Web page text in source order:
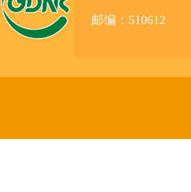
邮编：510612